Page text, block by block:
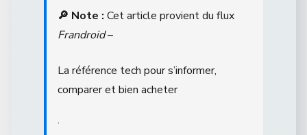
🔎 Note : Cet article provient du flux
Frandroid–
La référence tech pour s’informer,
comparer et bien acheter
.